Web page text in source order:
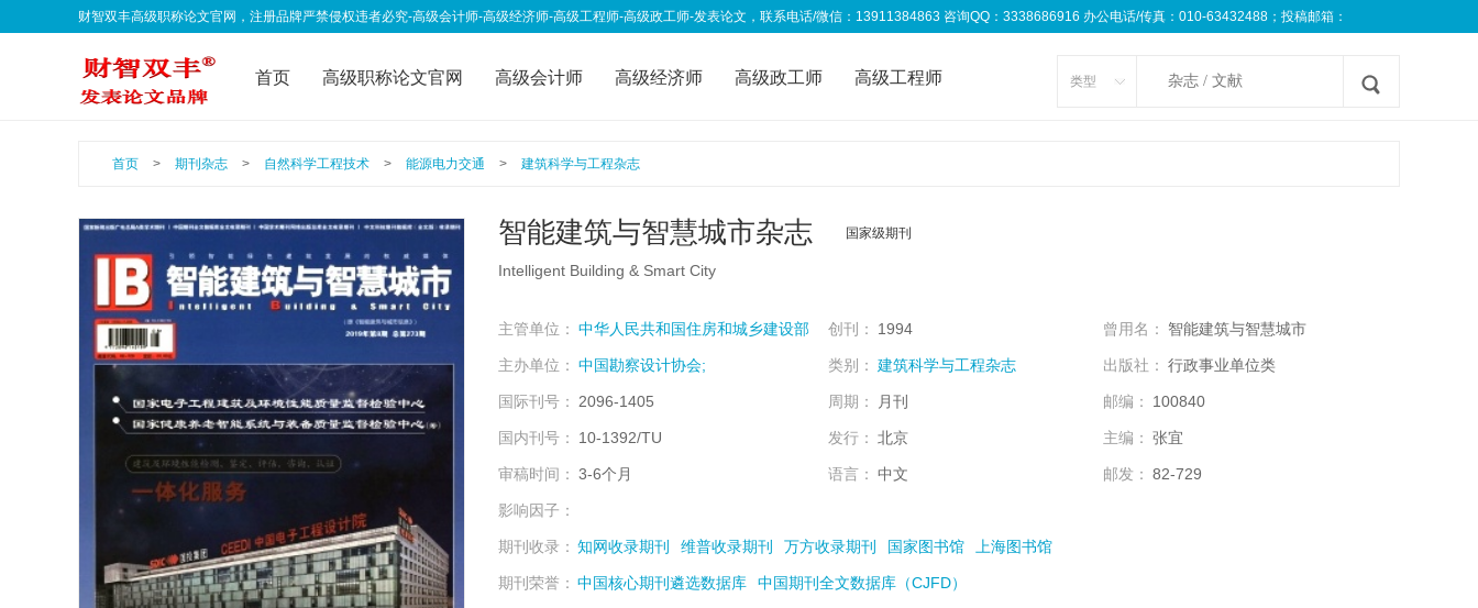
财智双丰高级职称论文官网，注册品牌严禁侵权违者必究-高级会计师-高级经济师-高级工程师-高级政工师-发表论文，联系电话/微信：13911384863 咨询QQ：3338686916 办公电话/传真：010-63432488；投稿邮箱：
首页 高级职称论文官网 高级会计师 高级经济师 高级政工师 高级工程师
联系我们 公告声明 职称资讯 我要投稿
类型
首页 > 期刊杂志 > 自然科学工程技术 > 能源电力交通 > 建筑科学与工程杂志
智能建筑与智慧城市杂志 国家级期刊
Intelligent Building & Smart City
主管单位： 中华人民共和国住房和城乡建设部
主办单位： 中国勘察设计协会;
国际刊号： 2096-1405
国内刊号： 10-1392/TU
审稿时间： 3-6个月
影响因子：
创刊： 1994
类别： 建筑科学与工程杂志
周期： 月刊
发行： 北京
语言： 中文
曾用名： 智能建筑与智慧城市
出版社： 行政事业单位类
邮编： 100840
主编： 张宜
邮发： 82-729
期刊收录： 知网收录期刊 维普收录期刊 万方收录期刊 国家图书馆 上海图书馆
期刊荣誉： 中国核心期刊遴选数据库 中国期刊全文数据库（CJFD）